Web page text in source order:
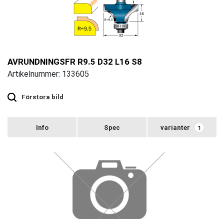
AVRUNDNINGSFR R9.5 D32 L16 S8
Artikelnummer: 133605
Förstora bild
zoom
varianter 1